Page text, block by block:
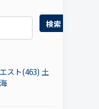
検索
スト(463) 土